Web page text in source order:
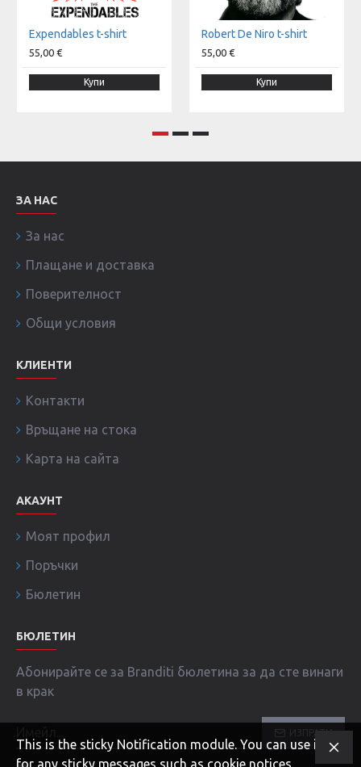
Expendables t-shirt
55,00 €
Купи
Robert De Niro t-shirt
55,00 €
Купи
ЗА НАС
За нас
Плащане и доставка
Поверителност
Общи условия
КЛИЕНТИ
Контакти
Връщане на стока
Карта на сайта
АКАУНТ
Моят профил
Поръчки
Бюлетин
БЮЛЕТИН
Абонирайте се за Branditi бюлетина за да сте винаги
в крак
ИЗПРАТИ
This is the sticky Notification module. You can use it
for any sticky messages such as cookie notices,